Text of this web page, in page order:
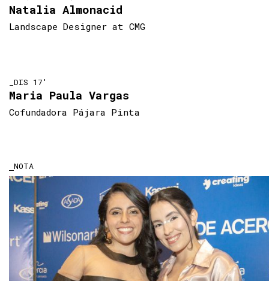
Natalia Almonacid
Landscape Designer at CMG
_DIS 17'
Maria Paula Vargas
Cofundadora Pájara Pinta
NOTA